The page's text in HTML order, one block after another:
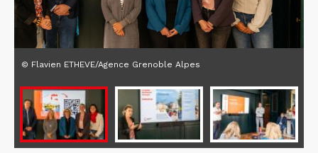
© Flavien ETHEVE/Agence Grenoble Alpes